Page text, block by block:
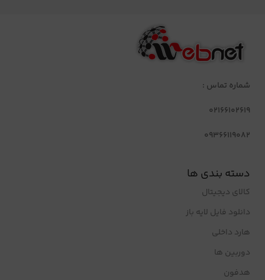
شماره تماس :
02166102619
09366119082
دسته بندی ها
کالای دیجیتال
دانلود فایل لایه باز
هارد داخلی
دوربین ها
هدفون